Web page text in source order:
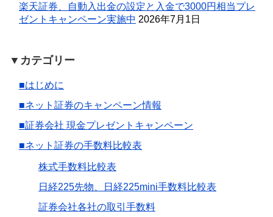
楽天証券、自動入出金の設定と入金で3000円相当プレ
ゼントキャンペーン実施中 2026年7月1日
▼カテゴリー
■はじめに
■ネット証券のキャンペーン情報
■証券会社 現金プレゼントキャンペーン
■ネット証券の手数料比較表
株式手数料比較表
日経225先物、日経225mini手数料比較表
証券会社各社の取引手数料